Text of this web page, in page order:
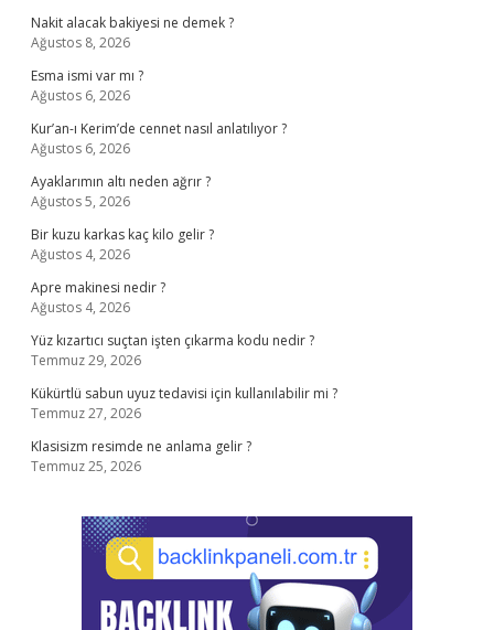
Nakit alacak bakiyesi ne demek ?
Ağustos 8, 2026
Esma ismi var mı ?
Ağustos 6, 2026
Kur’an-ı Kerim’de cennet nasıl anlatılıyor ?
Ağustos 6, 2026
Ayaklarımın altı neden ağrır ?
Ağustos 5, 2026
Bir kuzu karkas kaç kilo gelir ?
Ağustos 4, 2026
Apre makinesi nedir ?
Ağustos 4, 2026
Yüz kızartıcı suçtan işten çıkarma kodu nedir ?
Temmuz 29, 2026
Kükürtlü sabun uyuz tedavisi için kullanılabilir mi ?
Temmuz 27, 2026
Klasisizm resimde ne anlama gelir ?
Temmuz 25, 2026